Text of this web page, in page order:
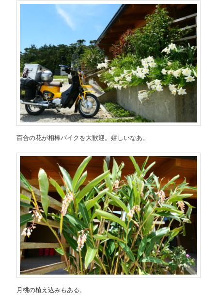
百合の花が相棒バイクを大歓迎。嬉しいなあ。
月桃の植え込みもある。